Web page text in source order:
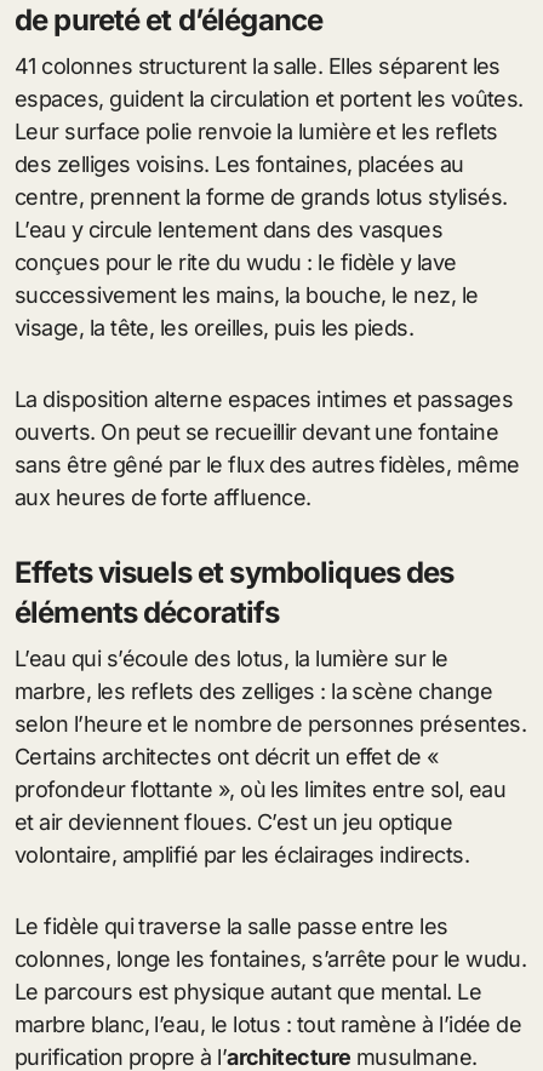
de pureté et d’élégance
41 colonnes structurent la salle. Elles séparent les
espaces, guident la circulation et portent les voûtes.
Leur surface polie renvoie la lumière et les reflets
des zelliges voisins. Les fontaines, placées au
centre, prennent la forme de grands lotus stylisés.
L’eau y circule lentement dans des vasques
conçues pour le rite du wudu : le fidèle y lave
successivement les mains, la bouche, le nez, le
visage, la tête, les oreilles, puis les pieds.
La disposition alterne espaces intimes et passages
ouverts. On peut se recueillir devant une fontaine
sans être gêné par le flux des autres fidèles, même
aux heures de forte affluence.
Effets visuels et symboliques des
éléments décoratifs
L’eau qui s’écoule des lotus, la lumière sur le
marbre, les reflets des zelliges : la scène change
selon l’heure et le nombre de personnes présentes.
Certains architectes ont décrit un effet de «
profondeur flottante », où les limites entre sol, eau
et air deviennent floues. C’est un jeu optique
volontaire, amplifié par les éclairages indirects.
Le fidèle qui traverse la salle passe entre les
colonnes, longe les fontaines, s’arrête pour le wudu.
Le parcours est physique autant que mental. Le
marbre blanc, l’eau, le lotus : tout ramène à l’idée de
purification propre à l’architecture musulmane.